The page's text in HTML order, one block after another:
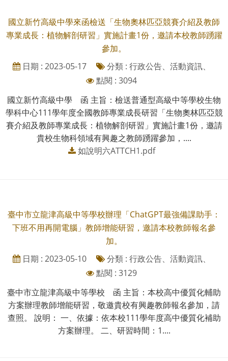
國立新竹高級中學來函檢送「生物奧林匹亞競賽介紹及教師
專業成長：植物解剖研習」實施計畫1份，邀請本校教師踴躍
參加。
日期 : 2023-05-17
分類 : 行政公告、活動資訊、
點閱 : 3094
國立新竹高級中學 函 主旨：檢送普通型高級中等學校生物
學科中心111學年度全國教師專業成長研習「生物奧林匹亞競
賽介紹及教師專業成長：植物解剖研習」實施計畫1份，邀請
貴校生物科領域有興趣之教師踴躍參加，....
如說明六ATTCH1.pdf
臺中市立龍津高級中等學校辦理「ChatGPT最強備課助手：
下班不用再開電腦」教師增能研習，邀請本校教師報名參
加。
日期 : 2023-05-10
分類 : 行政公告、活動資訊、
點閱 : 3129
臺中市立龍津高級中等學校 函 主旨：本校高中優質化輔助
方案辦理教師增能研習，敬邀貴校有興趣教師報名參加，請
查照。 說明： 一、依據：依本校111學年度高中優質化補助
方案辦理。 二、研習時間：1....